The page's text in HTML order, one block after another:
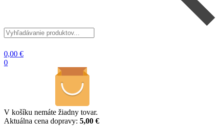
Vyhľadávanie
produktov...
0,00 €
0
V košíku nemáte žiadny tovar.
Aktuálna cena dopravy: 5,00 €